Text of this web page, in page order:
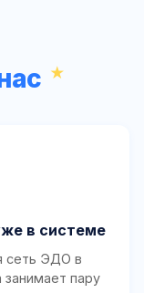
в системе
сеть ЭДО в
занимает пару